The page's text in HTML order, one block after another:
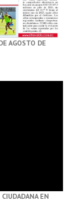
AGOSTO DE
CIUDADANA EN